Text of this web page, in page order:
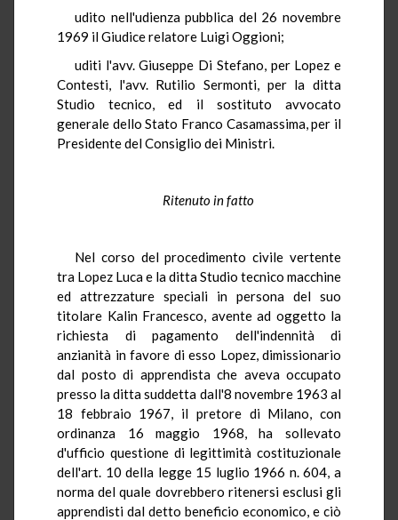
udito nell'udienza pubblica del 26 novembre
1969 il Giudice relatore Luigi Oggioni;
uditi l'avv. Giuseppe Di Stefano, per Lopez e
Contesti, l'avv. Rutilio Sermonti, per la ditta
Studio tecnico, ed il sostituto avvocato
generale dello Stato Franco Casamassima, per il
Presidente del Consiglio dei Ministri.
Ritenuto in fatto
Nel corso del procedimento civile vertente
tra Lopez Luca e la ditta Studio tecnico macchine
ed attrezzature speciali in persona del suo
titolare Kalin Francesco, avente ad oggetto la
richiesta di pagamento dell'indennità di
anzianità in favore di esso Lopez, dimissionario
dal posto di apprendista che aveva occupato
presso la ditta suddetta dall'8 novembre 1963 al
18 febbraio 1967, il pretore di Milano, con
ordinanza 16 maggio 1968, ha sollevato
d'ufficio questione di legittimità costituzionale
dell'art. 10 della legge 15 luglio 1966 n. 604, a
norma del quale dovrebbero ritenersi esclusi gli
apprendisti dal detto beneficio economico, e ciò